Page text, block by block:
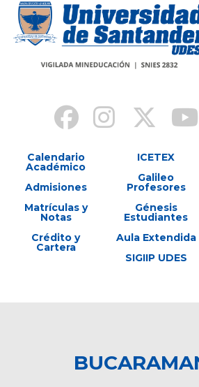
Calendario
Académico
Admisiones
Matrículas y
Notas
Crédito y
Cartera
ICETEX
Galileo
Profesores
Génesis
Estudiantes
Aula Extendida
SIGIIP UDES